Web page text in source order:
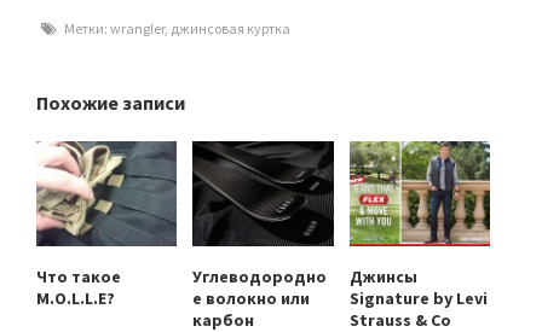
Метки: wrangler, джинсовая куртка
Похожие записи
Что такое
M.O.L.L.E?
Углеводородно
е волокно или
карбон
Джинсы
Signature by Levi
Strauss & Co